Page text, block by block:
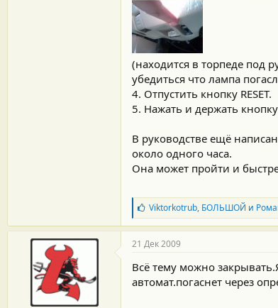
(находится в торпеде под
убедиться что лампа
4. Отпустить кнопку RESET.
5. Нажать и держать
В руководстве ещё
около одного часа.
Она может пройти и
Б
л
а
г
о
д
а
р
Viktorkotrub, БОЛЬШОЙ и
21 Дек 2009
Всё тему можно
автомат.погаснет через